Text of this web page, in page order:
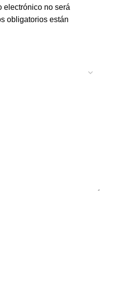
electrónico no será
obligatorios están